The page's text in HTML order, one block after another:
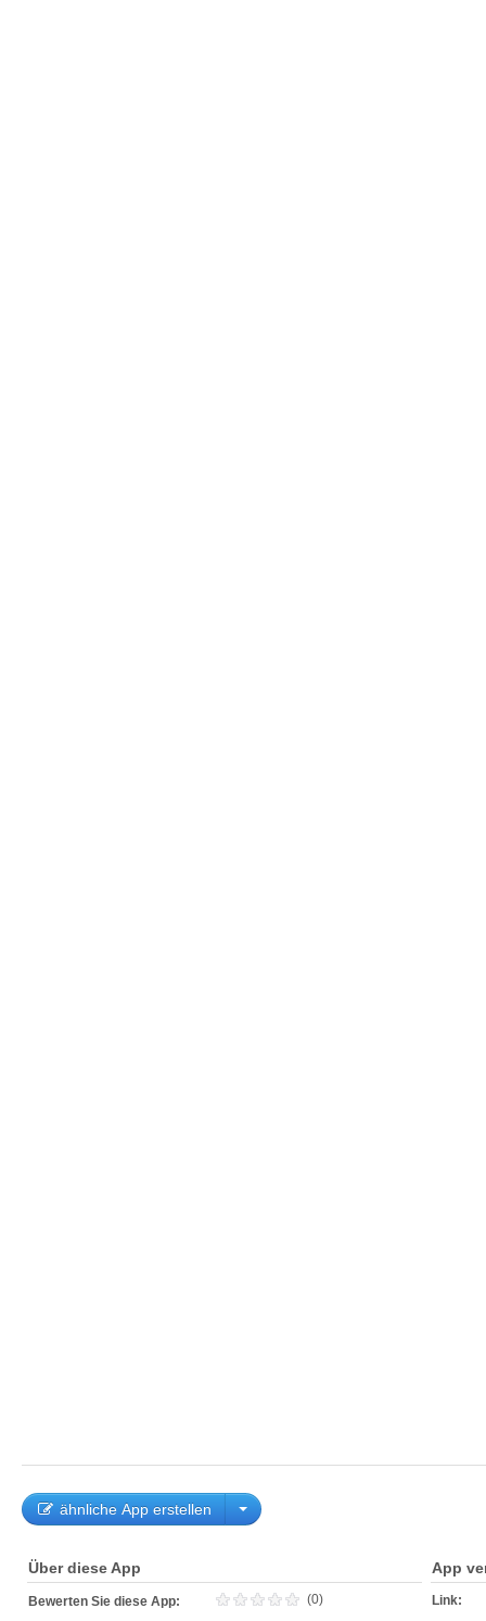
ähnliche App erstellen
Über diese App
Bewerten Sie diese App: (0)
App
Link: